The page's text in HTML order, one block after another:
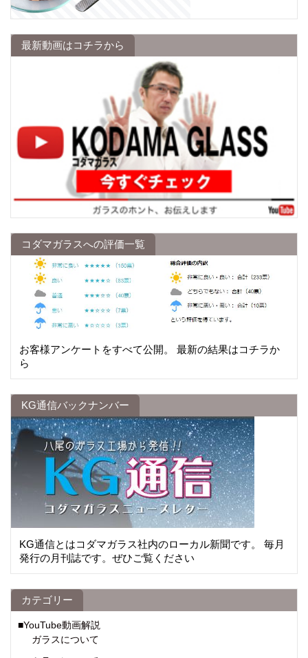
最新動画はコチラから
コダマガラスへの評価一覧
お客様アンケートをすべて公開。 最新の結果はコチラか
ら
KG通信バックナンバー
KG通信とはコダマガラス社内のローカル新聞です。 毎月
発行の月刊誌です。ぜひご覧ください
カテゴリー
■YouTube動画解説
ガラスについて